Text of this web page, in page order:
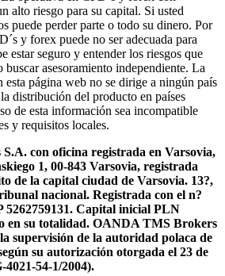
alto riesgo para su capital. Si usted
puede perder parte o todo su dinero. Por
y forex puede no ser adecuada para
estar seguro y entender los riesgos que
buscar asesoramiento independiente. La
página web no se dirige a ningún país
distribución del producto en países
de esta información sea incompatible
y requisitos locales.
con oficina registrada en Varsovia,
1, 00-843 Varsovia, registrada
de la capital ciudad de Varsovia. 13?,
nacional. Registrada con el n?
5262759131. Capital inicial PLN
en su totalidad. OANDA TMS Brokers
supervisión de la autoridad polaca de
su autorización otorgada el 23 de
54-1/2004).